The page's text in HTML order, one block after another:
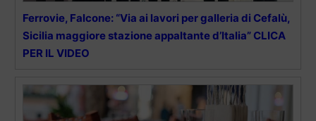
Ferrovie, Falcone: “Via ai lavori per galleria di Cefalù,
Sicilia maggiore stazione appaltante d’Italia” CLICA
PER IL VIDEO